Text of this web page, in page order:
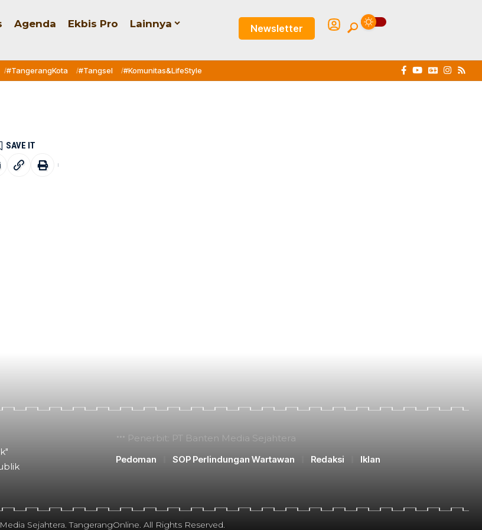
Agenda Ekbis Pro Lainnya Newsletter
#TangerangKota #Tangsel #Komunitas&LifeStyle
Penerbit: PT Banten Media Sejahtera
Pedoman
SOP Perlindungan Wartawan Redaksi Iklan
Sejahtera. TangerangOnline. All Rights Reserved.